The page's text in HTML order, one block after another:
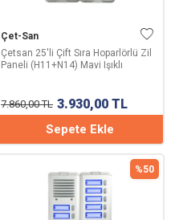
Çet-San
Çetsan 25'li Çift Sıra Hoparlörlü Zil
Paneli (H11+N14) Mavi Işıklı
7.860,00TL 3.930,00 TL
Sepete Ekle
%50